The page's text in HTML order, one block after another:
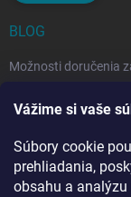
Vážime si vaše
Súbory cookie
prehliadania,
obsahu a
BLOG
Možnosti doručenia
vybrať?
Stropný sušiak
benefitov si budete